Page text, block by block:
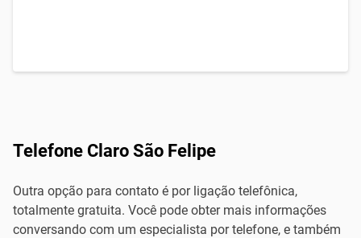
Telefone Claro São Felipe
Outra opção para contato é por ligação telefônica,
totalmente gratuita. Você pode obter mais informações
conversando com um especialista por telefone, e também